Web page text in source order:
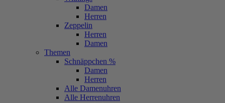
Damen
Herren
Zeppelin
Herren
Damen
Themen
Schnäppchen %
Damen
Herren
Alle Damenuhren
Alle Herrenuhren